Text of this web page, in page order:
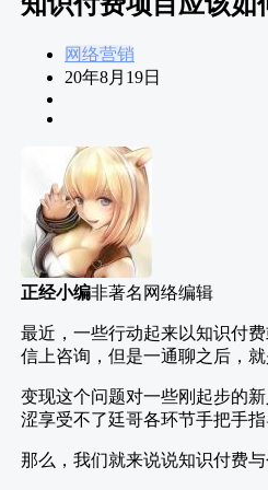
网络营销
20年8月19日
正经小编非著名网络编辑
最近，一些行动起来以知识付
信上咨询，但是一通聊之后，
变现这个问题对一些刚起步的
涩享受不了廷哥各环节手把手
那么，我们就来说说知识付费